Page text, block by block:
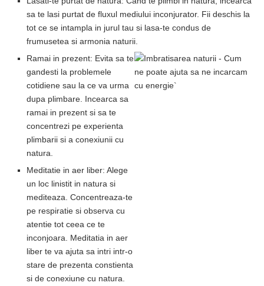
sa te lasi purtat de fluxul mediului inconjurator. Fii deschis la
tot ce se intampla in jurul tau si lasa-te condus de
frumusetea si armonia naturii.
Ramai in prezent: Evita sa te
gandesti la problemele
cotidiene sau la ce va urma
dupa plimbare. Incearca sa
ramai in prezent si sa te
concentrezi pe experienta
plimbarii si a conexiunii cu
natura.
Meditatie in aer liber: Alege
un loc linistit in natura si
mediteaza. Concentreaza-te
pe respiratie si observa cu
atentie tot ceea ce te
inconjoara. Meditatia in aer
liber te va ajuta sa intri intr-o
stare de prezenta constienta
si de conexiune cu natura.